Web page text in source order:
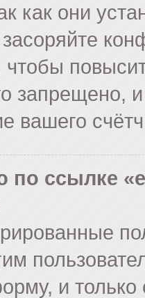
как они
чтобы
запрещено,
вашего
по ссылке
и только